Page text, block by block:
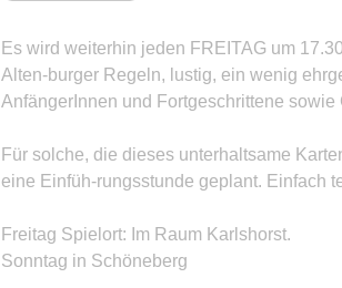
Es wird weiterhin jeden FREITAG um
Alten-burger Regeln, lustig, ein wenig
AnfängerInnen und Fortgeschrittene
Für solche, die dieses unterhaltsame
eine Einfüh-rungsstunde geplant. Einfach
Freitag Spielort: Im Raum Karlshorst.
Sonntag in Schöneberg